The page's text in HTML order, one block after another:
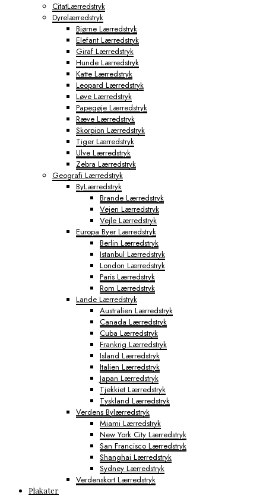
CitatLærredstryk
Dyrelærredstryk
Bjørne Lærredstryk
Elefant Lærredstryk
Giraf Lærredstryk
Hunde Lærredstryk
Katte Lærredstryk
Leopard Lærredstryk
Løve Lærredstryk
Papegøje Lærredstryk
Ræve Lærredstryk
Skorpion Lærredstryk
Tiger Lærredstryk
Ulve Lærredstryk
Zebra Lærredstryk
Geografi Lærredstryk
ByLærredstryk
Brande Lærredstryk
Vejen Lærredstryk
Vejle Lærredstryk
Europa Byer Lærredstryk
Berlin Lærredstryk
Istanbul Lærredstryk
London Lærredstryk
Paris Lærredstryk
Rom Lærredstryk
Lande Lærredstryk
Australien Lærredstryk
Canada Lærredstryk
Cuba Lærredstryk
Frankrig Lærredstryk
Island Lærredstryk
Italien Lærredstryk
Japan Lærredstryk
Tjekkiet Lærredstryk
Tyskland Lærredstryk
Verdens Bylærredstryk
Miami Lærredstryk
New York City Lærredstryk
San Francisco Lærredstryk
Shanghai Lærredstryk
Sydney Lærredstryk
Verdenskort Lærredstryk
Plakater